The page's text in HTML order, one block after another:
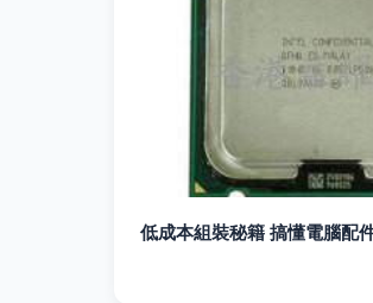
低成本組裝秘籍 搞懂電腦配